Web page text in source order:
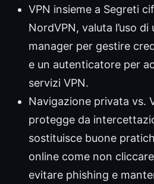
VPN insieme a Segreti
NordVPN, valuta l’uso
manager per gestire
e un autenticatore per
servizi VPN.
Navigazione privata vs.
protegge da
sostituisce buone
online come non
evitare phishing e